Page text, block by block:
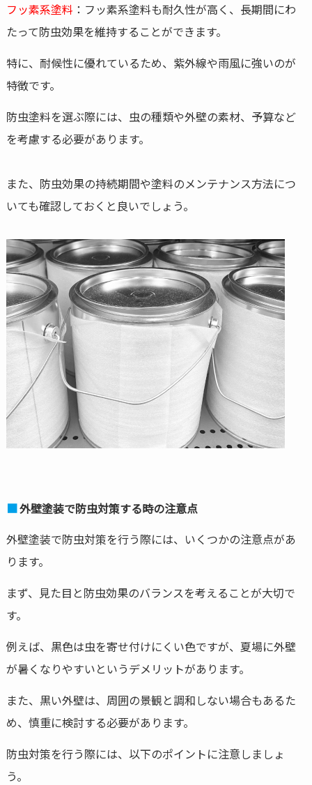
フッ素系塗料 ：フッ素系塗料も耐久性が高く、長期間にわ
たって防虫効果を維持することができます。
特に、耐候性に優れているため、紫外線や雨風に強いのが
特徴です。
防虫塗料を選ぶ際には、虫の種類や外壁の素材、予算など
を考慮する必要があります。
また、防虫効果の持続期間や塗料のメンテナンス方法につ
いても確認しておくと良いでしょう。
外壁塗装で防虫対策する時の注意点
外壁塗装で防虫対策を行う際には、いくつかの注意点があ
ります。
まず、見た目と防虫効果のバランスを考えることが大切で
す。
例えば、黒色は虫を寄せ付けにくい色ですが、夏場に外壁
が暑くなりやすいというデメリットがあります。
また、黒い外壁は、周囲の景観と調和しない場合もあるた
め、慎重に検討する必要があります。
防虫対策を行う際には、以下のポイントに注意しましょ
う。